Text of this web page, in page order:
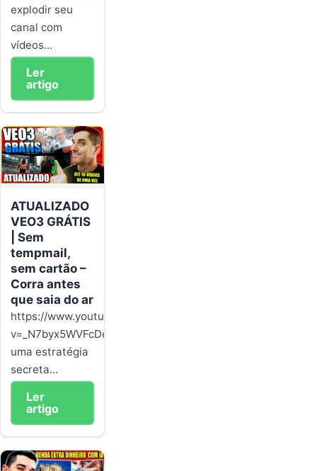
explodir seu
canal com
vídeos...
Ler
artigo
ATUALIZADO
VEO3 GRÁTIS
| Sem
tempmail,
sem cartão –
Corra antes
que saia do ar
https://www.youtube.com/watch?
v=_N7byx5WVFcDescubra
uma estratégia
secreta...
Ler
artigo